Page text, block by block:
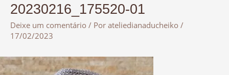
20230216_175520-01
Deixe um comentário / Por ateliedianaducheiko /
17/02/2023